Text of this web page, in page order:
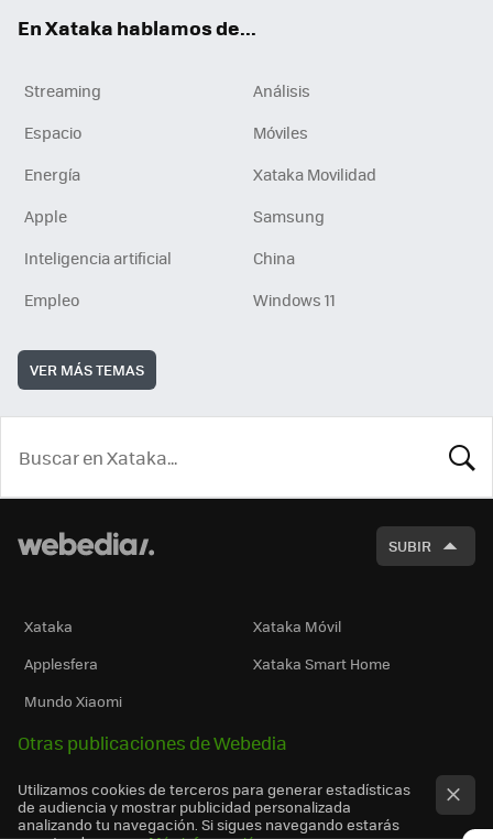
En Xataka hablamos de...
Streaming
Análisis
Espacio
Móviles
Energía
Xataka Movilidad
Apple
Samsung
Inteligencia artificial
China
Empleo
Windows 11
VER MÁS TEMAS
SUBIR
Xataka
Xataka Móvil
Applesfera
Xataka Smart Home
Mundo Xiaomi
Otras publicaciones de Webedia
Utilizamos cookies de terceros para generar estadísticas
de audiencia y mostrar publicidad personalizada
analizando tu navegación. Si sigues navegando estarás